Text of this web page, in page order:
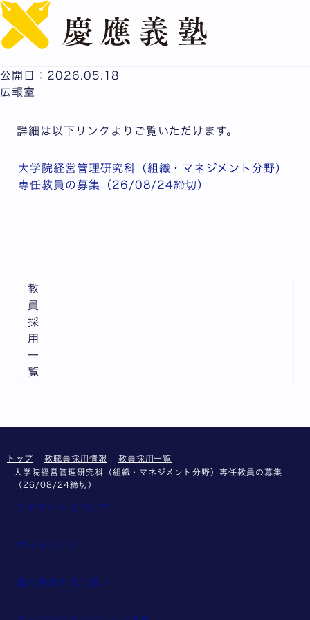
大学院経営管理研究科（組織・マネジメント分野）専任教
公開日：2026.05.18
広報室
詳細は以下リンクよりご覧いただけます。
大学院経営管理研究科（組織・マネジメント分野）
専任教員の募集（26/08/24締切）
教
員
採
用
一
覧
トップ 教職員採用情報
教員採用一覧
大学院経営管理研究科（組織・マネジメント分野）専任教員の募集
（26/08/24締切）
このサイトについて
サイトマップ
個人情報の取り扱い